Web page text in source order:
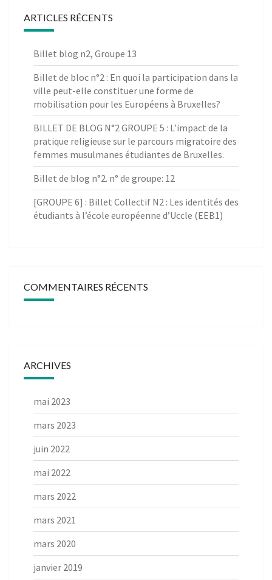
ARTICLES RÉCENTS
Billet blog n2, Groupe 13
Billet de bloc n°2 : En quoi la participation dans la
ville peut-elle constituer une forme de
mobilisation pour les Européens à Bruxelles?
BILLET DE BLOG N°2 GROUPE 5 : L’impact de la
pratique religieuse sur le parcours migratoire des
femmes musulmanes étudiantes de Bruxelles.
Billet de blog n°2. n° de groupe: 12
[GROUPE 6] : Billet Collectif N2 : Les identités des
étudiants à l’école européenne d’Uccle (EEB1)
COMMENTAIRES RÉCENTS
ARCHIVES
mai 2023
mars 2023
juin 2022
mai 2022
mars 2022
mars 2021
mars 2020
janvier 2019